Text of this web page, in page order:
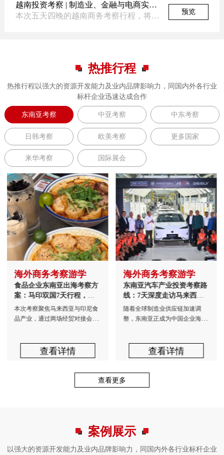
越南投资考察 | 制造业、金融与电商实地体验
本次五天四晚的越南商务考察行程，将工业园区、金融企业、创新孵化平台及...
预览
热推行程
热推行程以强大的资源开发能力及业内品牌影响力，同国内外各行业
标杆企业迅速达成合作
东南亚考察 中亚考察 中东考察
日韩考察 欧美考察 更多国家
来华考察 国际展会
海外商务考察游学
食品企业东南亚出海考察方
案：马印双国7天行程，对
接政商资源·！、、、、本
土化运营、中资标杆企业、
本次考察聚焦马来西亚与印尼食
品产业，通过两场经贸对接会
查看详情
海外商务考察游学
东南亚汽车产业投资考察路
线：7天深度走访马来西亚
制造业与市场机会！
随着全球制造业供应链加速调
整，东南亚正成为中国企业海外
查看详情
查看更多
案例展示
以强大的资源开发能力及业内品牌影响力，同国内外各行业标杆企业